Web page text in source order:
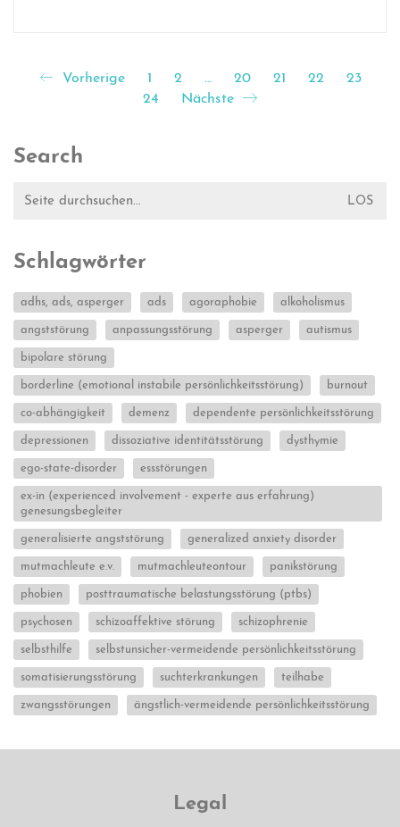
Vorherige 1 2 … 20 21 22
23
24
Nächste
Search
nach:
Schlagwörter
adhs, ads, asperger ads agoraphobie alkoholismus
angststörung anpassungsstörung asperger autismus
bipolare störung
borderline (emotional instabile persönlichkeitsstörung) burnout
co-abhängigkeit demenz dependente persönlichkeitsstörung
depressionen dissoziative identitätsstörung dysthymie
ego-state-disorder essstörungen
ex-in (experienced involvement - experte aus erfahrung)
genesungsbegleiter
generalisierte angststörung generalized anxiety disorder
mutmachleute e.v. mutmachleuteontour panikstörung
phobien posttraumatische belastungsstörung (ptbs)
psychosen schizoaffektive störung schizophrenie
selbsthilfe selbstunsicher-vermeidende persönlichkeitsstörung
somatisierungsstörung suchterkrankungen teilhabe
zwangsstörungen ängstlich-vermeidende persönlichkeitsstörung
Legal